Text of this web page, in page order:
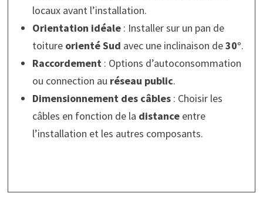
locaux avant l’installation.
Orientation idéale: Installer sur un pan de
toiture orienté Sud avec une inclinaison de30°.
Raccordement: Options d’autoconsommation
ou connection au réseau public.
Dimensionnement des câbles: Choisir les
câbles en fonction de la distanceentre
l’installation et les autres composants.